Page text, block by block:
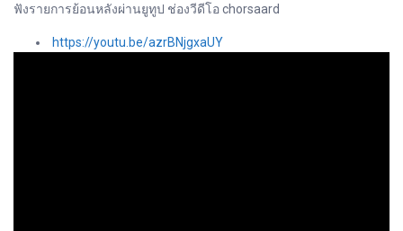
ฟังรายการย้อนหลังผ่านยูทูป ช่องวีดีโอ chorsaard
https://youtu.be/azrBNjgxaUY